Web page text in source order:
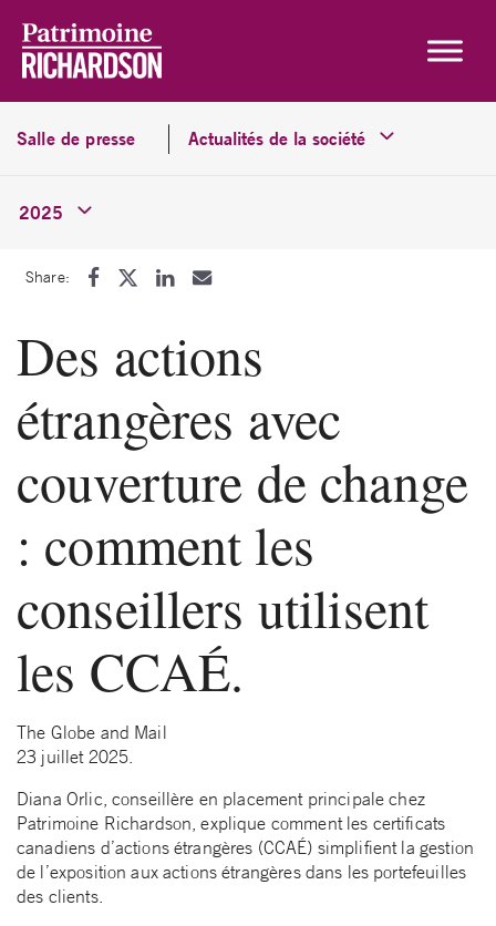
Salle de presse Actualités de la société
2025
Share:
Des actions
étrangères avec
couverture de change
: comment les
conseillers utilisent
les CCAÉ.
The Globe and Mail
23 juillet 2025.
Diana Orlic, conseillère en placement principale chez
Patrimoine Richardson, explique comment les certificats
canadiens d’actions étrangères (CCAÉ) simplifient la gestion
de l’exposition aux actions étrangères dans les portefeuilles
des clients.